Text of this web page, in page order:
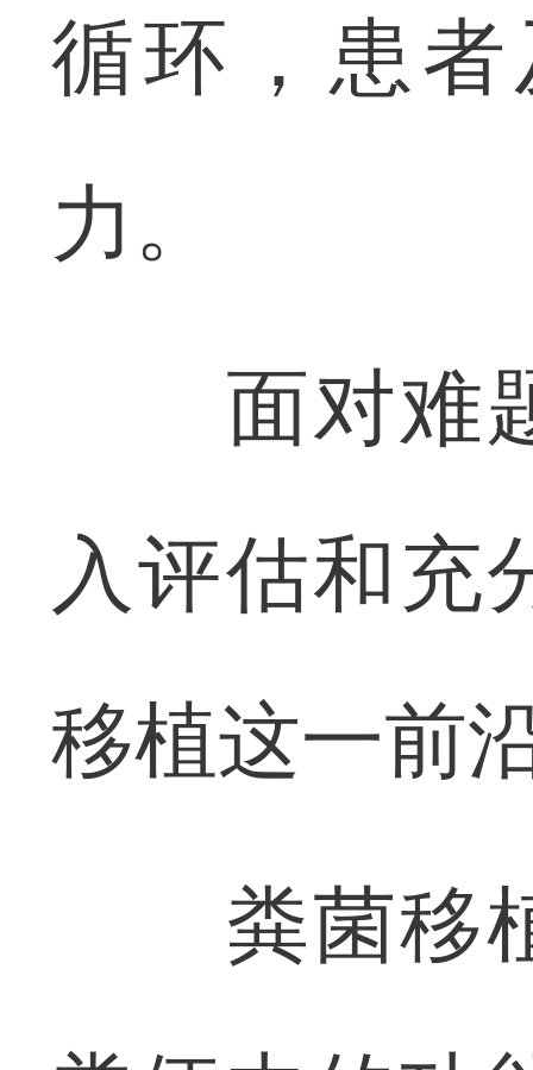
循环，患
力。
面对难题
入评估和充
移植这一前
粪菌移植